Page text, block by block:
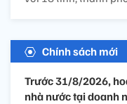
Chính sách mới
Trước 31/8/2026,
nhà nước tại doanh